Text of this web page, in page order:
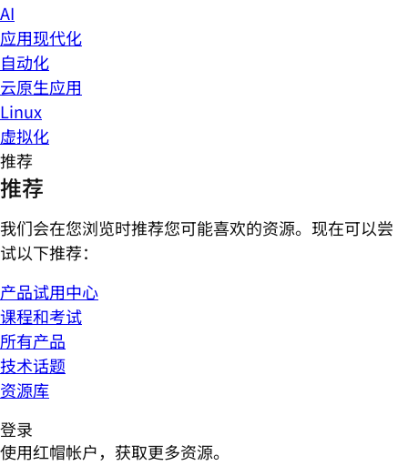
AI
应用现代化
自动化
云原生应用
Linux
虚拟化
推荐
推荐
我们会在您浏览时推荐您可能喜欢的资源。现在可以尝
试以下推荐：
产品试用中心
课程和考试
所有产品
技术话题
资源库
登录
使用红帽帐户，获取更多资源。